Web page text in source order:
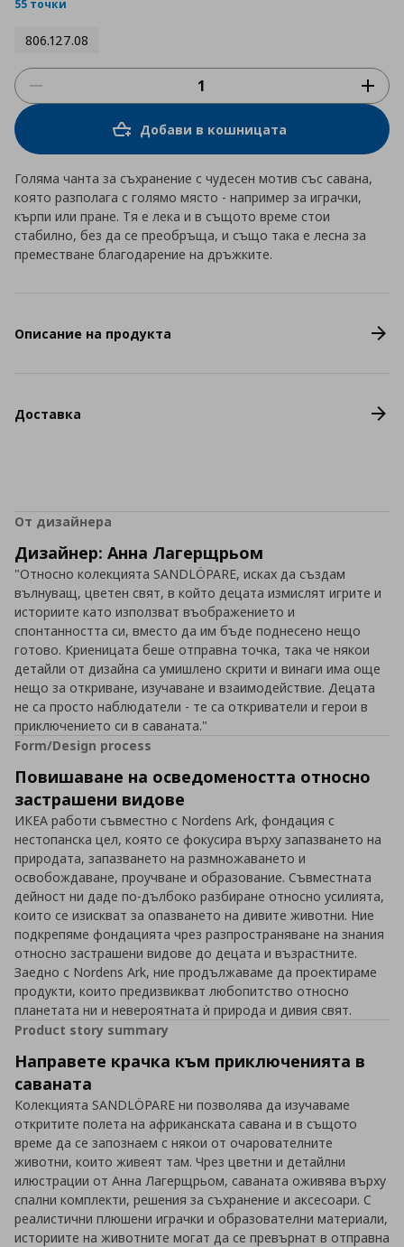
55 точки
806.127.08
Добави в кошницата
Голяма чанта за съхранение с чудесен мотив със савана,
която разполага с голямо място - например за играчки,
кърпи или пране. Тя е лека и в същото време стои
стабилно, без да се преобръща, и също така е лесна за
преместване благодарение на дръжките.
Описание на продукта
Доставка
От дизайнера
Дизайнер: Анна Лагерщрьом
"Относно колекцията SANDLÖPARE, исках да създам
вълнуващ, цветен свят, в който децата измислят игрите и
историите като използват въображението и
спонтанността си, вместо да им бъде поднесено нещо
готово. Криеницата беше отправна точка, така че някои
детайли от дизайна са умишлено скрити и винаги има още
нещо за откриване, изучаване и взаимодействие. Децата
не са просто наблюдатели - те са откриватели и герои в
приключението си в саваната."
Form/Design process
Повишаване на осведомеността относно
застрашени видове
ИКЕА работи съвместно с Nordens Ark, фондация с
нестопанска цел, която се фокусира върху запазването на
природата, запазването на размножаването и
освобождаване, проучване и образование. Съвместната
дейност ни даде по-дълбоко разбиране относно усилията,
които се изискват за опазването на дивите животни. Ние
подкрепяме фондацията чрез разпространяване на знания
относно застрашени видове до децата и възрастните.
Заедно с Nordens Ark, ние продължаваме да проектираме
продукти, които предизвикват любопитство относно
планетата ни и невероятната ѝ природа и дивия свят.
Product story summary
Направете крачка към приключенията в
саваната
Колекцията SANDLÖPARE ни позволява да изучаваме
откритите полета на африканската савана и в същото
време да се запознаем с някои от очарователните
животни, които живеят там. Чрез цветни и детайлни
илюстрации от Анна Лагерщрьом, саваната оживява върху
спални комплекти, решения за съхранение и аксесоари. С
реалистични плюшени играчки и образователни материали,
историите на животните могат да се превърнат в отправна